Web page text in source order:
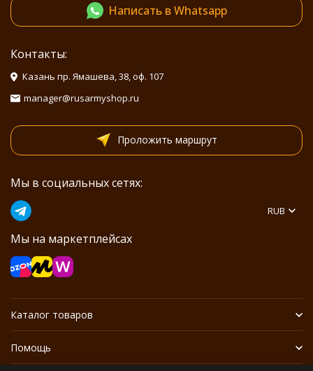
Написать в Whatsapp
Контакты:
Казань пр. Ямашева, 38, оф. 107
manager@rusarmyshop.ru
Проложить маршрут
Мы в социальных сетях:
Мы на маркетплейсах
RUB
Каталог товаров
Помощь